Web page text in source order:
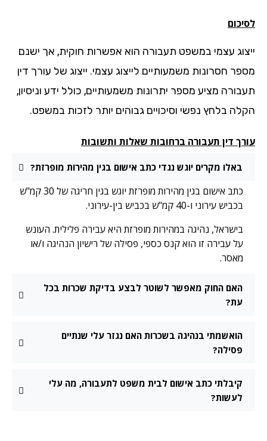
עצמי במשפט תעבורה הוא אפשרות חוקית, אך ישנם
חסרונות משמעותיים לייצוג עצמי. ייצוג של עורך דין
מציע מספר יתרונות משמעותיים, כולל ידע וניסיון,
בלחץ נפשי וסיכויים גבוהים יותר לזכות במשפט.
דין תעבורה ברחובות שאלות ותשובות
באלו מקרים יוגש נגדי כתב אישום בגין מהירות מופרזת?
כתב אישום בגין מהירות מופרזת יוגש בגין חריגה של 30 קמ"ש
בכביש עירוני ו-40 קמ"ש בכביש בין-עירוני.
בישראל, נהיגה במהירות מופרזת היא עבירה פלילית. העונש
על עבירה זו הוא קנס כספי, פסילה של רישיון הנהיגה ו/או
מאסר.
האם החוק מאפשר לשוטר לבצע בדיקת שכרות בכל
הואשמתי בנהיגה בשכרות האם נגזר עלי שנתיים
פסילה?
קיבלתי כתב אישום לבית משפט לתעבורה, מה עלי
לעשות?